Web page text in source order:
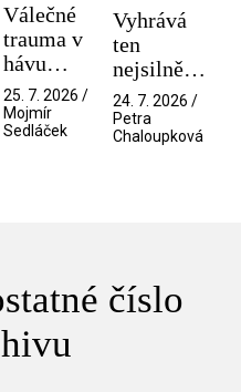
Válečné
trauma v
hávu
spektáklu
/ Odyssea
25. 7. 2026 /
Mojmír
Sedláček
Vyhrává
ten
nejsilnější
/ V nitru
manosféry
24. 7. 2026 /
Petra
Chaloupková
číslo